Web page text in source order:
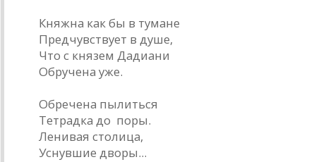
Княжна как бы в тумане
Предчувствует в душе,
Что с князем Дадиани
Обручена уже.
Обречена пылиться
Тетрадка до поры.
Ленивая столица,
Уснувшие дворы...